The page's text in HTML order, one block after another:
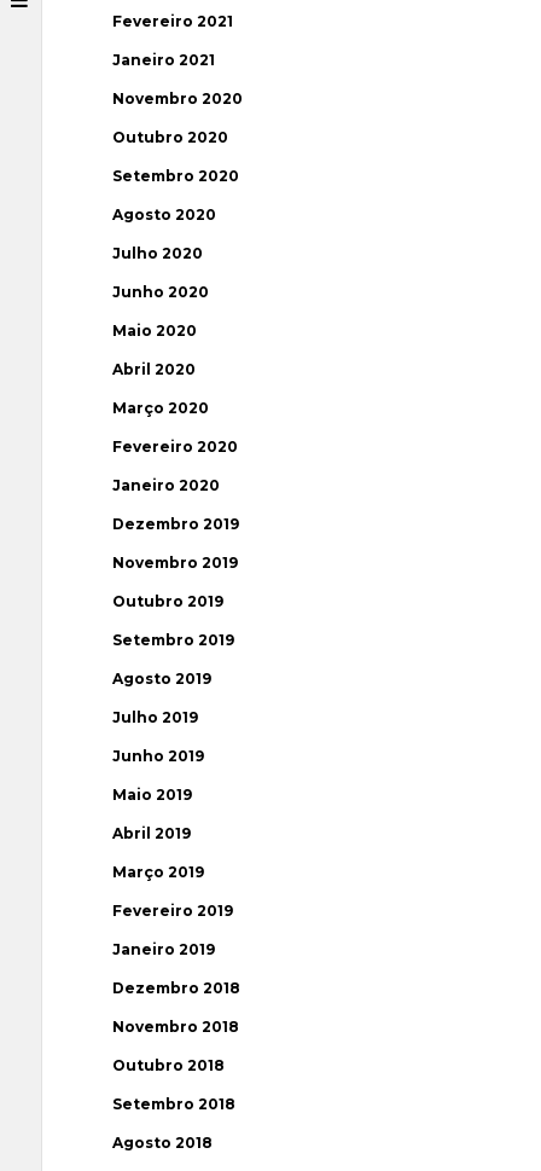
Fevereiro 2021
Janeiro 2021
Novembro 2020
Outubro 2020
Setembro 2020
Agosto 2020
Julho 2020
Junho 2020
Maio 2020
Abril 2020
Março 2020
Fevereiro 2020
Janeiro 2020
Dezembro 2019
Novembro 2019
Outubro 2019
Setembro 2019
Agosto 2019
Julho 2019
Junho 2019
Maio 2019
Abril 2019
Março 2019
Fevereiro 2019
Janeiro 2019
Dezembro 2018
Novembro 2018
Outubro 2018
Setembro 2018
Agosto 2018